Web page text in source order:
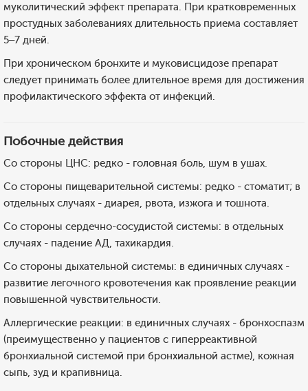
муколитический эффект препарата. При кратковременных
простудных заболеваниях длительность приема составляет
5–7 дней.
При хроническом бронхите и муковисцидозе препарат
следует принимать более длительное время для достижения
профилактического эффекта от инфекций.
Побочные действия
Со стороны ЦНС: редко - головная боль, шум в ушах.
Со стороны пищеварительной системы: редко - стоматит; в
отдельных случаях - диарея, рвота, изжога и тошнота.
Со стороны сердечно-сосудистой системы: в отдельных
случаях - падение АД, тахикардия.
Со стороны дыхательной системы: в единичных случаях -
развитие легочного кровотечения как проявление реакции
повышенной чувствительности.
Аллергические реакции: в единичных случаях - бронхоспазм
(преимущественно у пациентов с гиперреактивной
бронхиальной системой при бронхиальной астме), кожная
сыпь, зуд и крапивница.